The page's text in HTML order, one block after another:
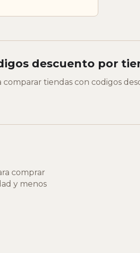
descuento por
comparar tiendas con codigos
comprar
y menos